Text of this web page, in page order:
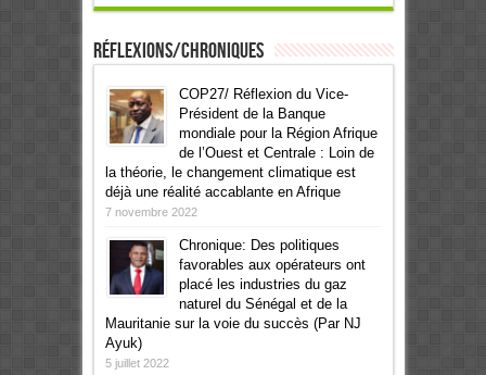
Réflexions/Chroniques
COP27/ Réflexion du Vice-
Président de la Banque
mondiale pour la Région Afrique
de l’Ouest et Centrale : Loin de
la théorie, le changement climatique est
déjà une réalité accablante en Afrique
7 novembre 2022
Chronique: Des politiques
favorables aux opérateurs ont
placé les industries du gaz
naturel du Sénégal et de la
Mauritanie sur la voie du succès (Par NJ
Ayuk)
5 juillet 2022